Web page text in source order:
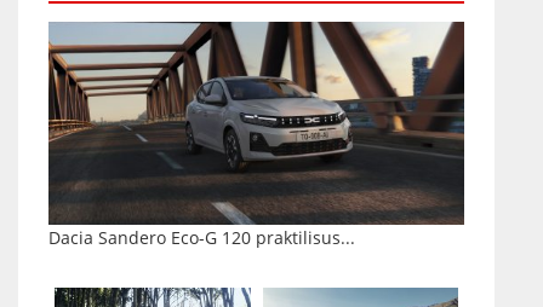
Dacia Sandero Eco-G 120 praktilisus...